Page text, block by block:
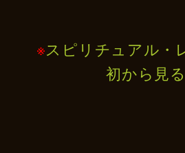
※スピリチュアル・
初から見る